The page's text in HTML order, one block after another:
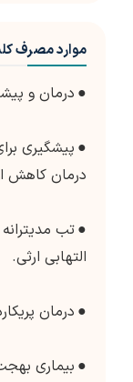
موارد مصرف
● درمان و
● پیشگیری
درمان کاهش
●
التهابی ارثی.
● درمان
● بیماری